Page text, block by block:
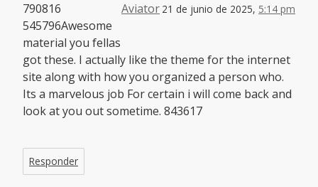
Aviator 21 de junio de 2025, 5:14 pm
790816
545796Awesome
material you fellas
got these. I actually like the theme for the internet
site along with how you organized a person who.
Its a marvelous job For certain i will come back and
look at you out sometime. 843617
Responder